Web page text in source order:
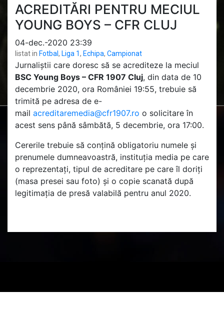
ACREDITĂRI PENTRU MECIUL
YOUNG BOYS – CFR CLUJ
04-dec.-2020 23:39
listat in Fotbal , Liga 1, Echipa, Campionat
Jurnaliștii care doresc să se acrediteze la meciul
BSC Young Boys – CFR 1907 Cluj, din data de 10
decembrie 2020, ora României 19:55, trebuie să
trimită pe adresa de e-
mail acreditaremedia@cfr1907.ro o solicitare în
acest sens până sâmbătă, 5 decembrie, ora 17:00.
Cererile trebuie să conțină obligatoriu numele și
prenumele dumneavoastră, instituția media pe care
o reprezentați, tipul de acreditare pe care îl doriți
(masa presei sau foto) și o copie scanată după
legitimația de presă valabilă pentru anul 2020.